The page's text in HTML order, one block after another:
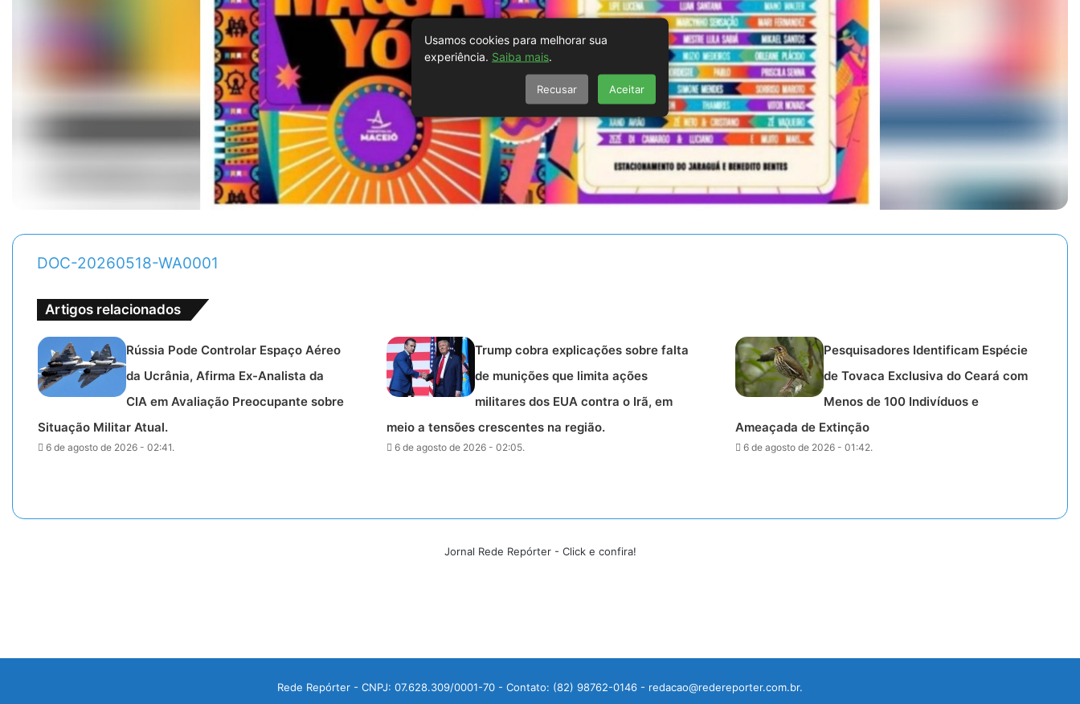
DOC-20260518-WA0001
Artigos relacionados
Rússia Pode Controlar Espaço Aéreo
da Ucrânia, Afirma Ex-Analista da
CIA em Avaliação Preocupante sobre
Situação Militar Atual.
6 de agosto de 2026 - 02:41.
Trump cobra explicações sobre falta
de munições que limita ações
militares dos EUA contra o Irã, em
meio a tensões crescentes na região.
6 de agosto de 2026 - 02:05.
Pesquisadores Identificam Espécie
de Tovaca Exclusiva do Ceará com
Menos de 100 Indivíduos e
Ameaçada de Extinção
6 de agosto de 2026 - 01:42.
Jornal Rede Repórter - Click e confira!
Rede Repórter - CNPJ: 07.628.309/0001-70 - Contato: (82) 98762-0146 - redacao@redereporter.com.br.
Usamos cookies para melhorar sua
experiência. Saiba mais
Recusar Aceitar